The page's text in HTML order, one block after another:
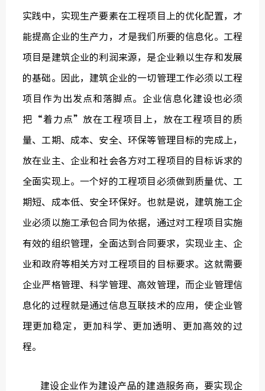
实践中，实现生产要素在工程项目上的优化配置，才
能提高企业的生产力，才是我们所要的信息化。工程
项目是建筑企业的利润来源，是企业赖以生存和发展
的基础。因此，建筑企业的一切管理工作必须以工程
项目作为出发点和落脚点。企业信息化建设也必须
把“着力点”放在工程项目上，放在工程项目的质
量、工期、成本、安全、环保等管理目标的完成上，
放在业主、企业和社会各方对工程项目的目标诉求的
全面实现上。一个好的工程项目必须做到质量优、工
期短、成本低、安全环保好。也就是说，建筑施工企
业必须以施工承包合同为依据，通过对工程项目实施
有效的组织管理，全面达到合同要求，实现业主、企
业和政府等相关方对工程项目的目标要求。这就需要
企业严格管理、科学管理、高效管理，而企业管理信
息化的过程就是通过信息互联技术的应用，使企业管
理更加稳定，更加科学、更加透明、更加高效的过
程。
建设企业作为建设产品的建造服务商，要实现企